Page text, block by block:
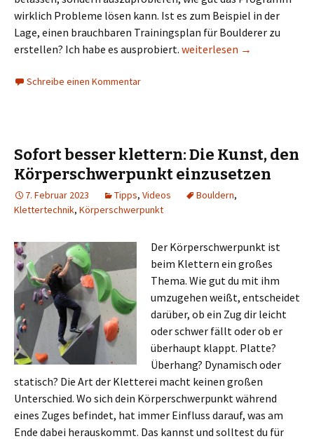
wirklich Probleme lösen kann. Ist es zum Beispiel in der
Lage, einen brauchbaren Trainingsplan für Boulderer zu
erstellen? Ich habe es ausprobiert. Trainingsplanung: Ersetzt
weiterlesen →
Schreibe einen Kommentar
Sofort besser klettern: Die Kunst, den
Körperschwerpunkt einzusetzen
7. Februar 2023 Tipps, Videos Bouldern,
Klettertechnik, Körperschwerpunkt
Der Körperschwerpunkt ist
beim Klettern ein großes
Thema. Wie gut du mit ihm
umzugehen weißt, entscheidet
darüber, ob ein Zug dir leicht
oder schwer fällt oder ob er
überhaupt klappt. Platte?
Überhang? Dynamisch oder
statisch? Die Art der Kletterei macht keinen großen
Unterschied. Wo sich dein Körperschwerpunkt während
eines Zuges befindet, hat immer Einfluss darauf, was am
Ende dabei herauskommt. Das kannst und solltest du für